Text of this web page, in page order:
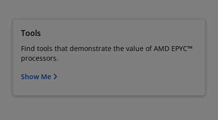
Tools
Find tools that demonstrate the value of AMD EPYC™
processors.
Show Me